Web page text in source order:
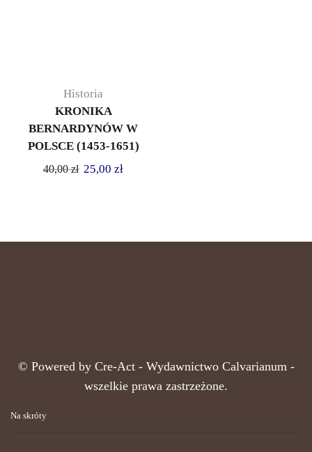
Historia
KRONIKA
BERNARDYNÓW W
POLSCE (1453-1651)
40,00zł 25,00 zł
© Powered by Cre-Act - Wydawnictwo Calvarianum -
wszelkie prawa zastrzeżone.
Na skróty